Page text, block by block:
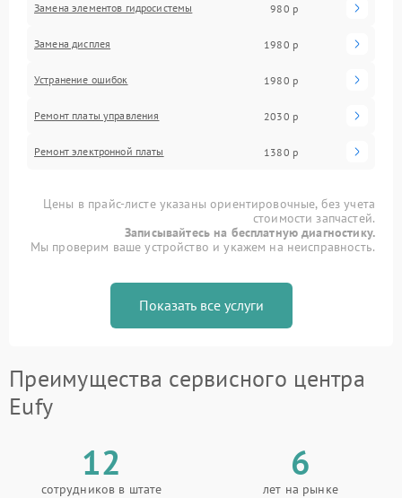
Замена элементов гидросистемы 980 р
Замена дисплея 1980 р
Устранение ошибок 1980 р
Ремонт платы управления 2030 р
Ремонт электронной платы 1380 р
Цены в прайс-листе указаны ориентировочные, без учета
стоимости запчастей.
Записывайтесь на бесплатную диагностику.
Мы проверим ваше устройство и укажем на неисправность.
Показать все услуги
Преимущества сервисного центра
Eufy
12
сотрудников в штате
6
лет на рынке